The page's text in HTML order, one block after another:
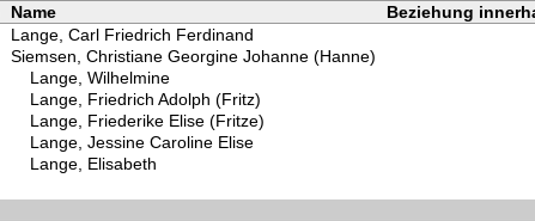
Name
Beziehung
Lange, Carl Friedrich Ferdinand
Siemsen, Christiane Georgine Johanne (Hanne)
Lange, Wilhelmine
Lange, Friedrich Adolph (Fritz)
Lange, Friederike Elise (Fritze)
Lange, Jessine Caroline Elise
Lange, Elisabeth